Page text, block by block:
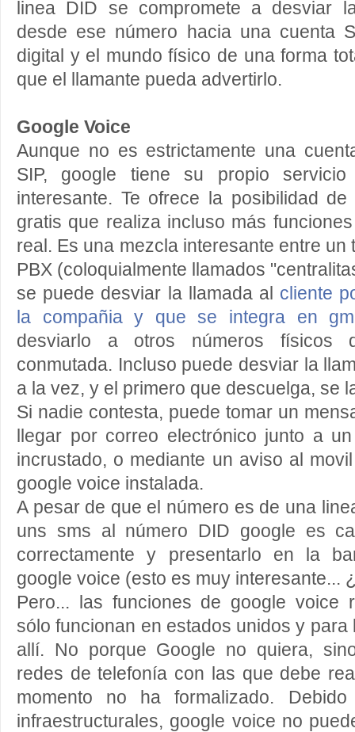
linea DID se compromete a desviar
desde ese número hacia una cuenta
digital y el mundo físico de una forma
que el llamante pueda advertirlo.
Google Voice
Aunque no es estrictamente una
SIP, google tiene su propio
interesante. Te ofrece la posibilidad
gratis que realiza incluso más
real. Es una mezcla interesante entre un
PBX (coloquialmente llamados
se puede desviar la llamada al cliente
la compañia y que se integra en
desviarlo a otros números físicos
conmutada. Incluso puede desviar la
a la vez, y el primero que descuelga, se
Si nadie contesta, puede tomar un
llegar por correo electrónico junto a
incrustado, o mediante un aviso al
google voice instalada.
A pesar de que el número es de una
uns sms al número DID google es
correctamente y presentarlo en la
google voice (esto es muy interesante...
Pero... las funciones de google voice
sólo funcionan en estados unidos y
allí. No porque Google no quiera,
redes de telefonía con las que debe
momento no ha formalizado.
infraestructurales, google voice no